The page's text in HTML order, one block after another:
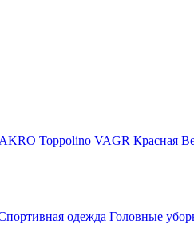
Toppolino VAGR Красная
одежда Головные